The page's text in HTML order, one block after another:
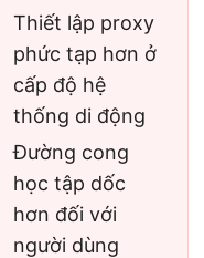
Thiết lập proxy
phức tạp hơn ở
cấp độ hệ
thống di động
Đường cong
học tập dốc
hơn đối với
người dùng